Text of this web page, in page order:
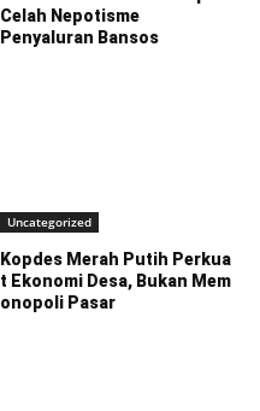
Celah Nepotisme
Penyaluran Bansos
Uncategorized
Kopdes Merah Putih Perkua
t Ekonomi Desa, Bukan Mem
onopoli Pasar